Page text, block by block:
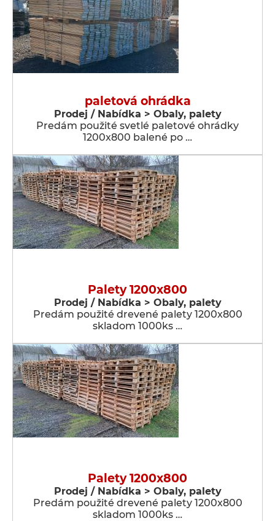
paletová ohrádka
Prodej / Nabídka > Obaly, palety
Predám použité svetlé paletové ohrádky
1200x800 balené po …
Palety 1200x800
Prodej / Nabídka > Obaly, palety
Predám použité drevené palety 1200x800
skladom 1000ks …
Palety 1200x800
Prodej / Nabídka > Obaly, palety
Predám použité drevené palety 1200x800
skladom 1000ks …